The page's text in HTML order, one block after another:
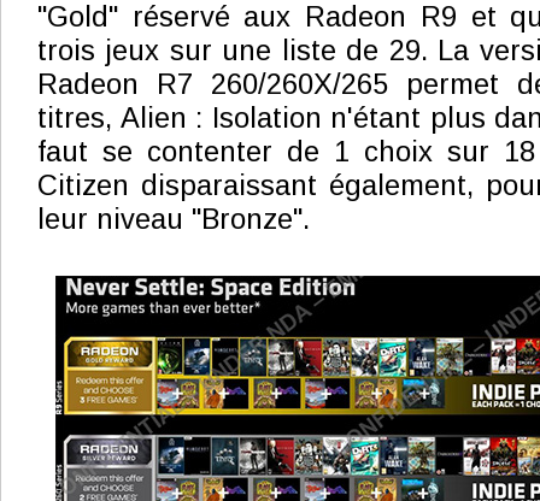
"Gold" réservé aux Radeon R9 et
trois jeux sur une liste de 29. La
Radeon R7 260/260X/265 permet
titres, Alien : Isolation n'étant plus
faut se contenter de 1 choix sur
Citizen disparaissant également,
leur niveau "Bronze".